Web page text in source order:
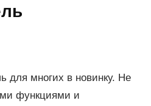
для многих в новинку. Не
функциями и